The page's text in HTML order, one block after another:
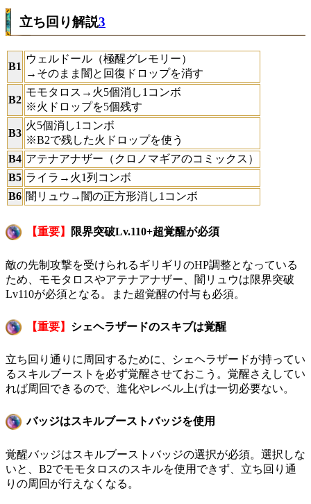
立ち回り解説3
B1
ウェルドール（極醒グレモリー）
→そのまま闇と回復ドロップを消す
B2
モモタロス→火5個消し1コンボ
※火ドロップを5個残す
B3
火5個消し1コンボ
※B2で残した火ドロップを使う
B4 アテナアナザー（クロノマギアのコミックス）
B5 ライラ→火1列コンボ
B6 闇リュウ→闇の正方形消し1コンボ
【重要】 限界突破Lv.110+超覚醒が必須
敵の先制攻撃を受けられるギリギリのHP調整となっている
ため、モモタロスやアテナアナザー、闇リュウは限界突破
Lv110が必須となる。また超覚醒の付与も必須。
【重要】 シェヘラザードのスキブは覚醒
立ち回り通りに周回するために、シェヘラザードが持ってい
るスキルブーストを必ず覚醒させておこう。覚醒さえしてい
れば周回できるので、進化やレベル上げは一切必要ない。
バッジはスキルブーストバッジを使用
覚醒バッジはスキルブーストバッジの選択が必須。選択しな
いと、B2でモモタロスのスキルを使用できず、立ち回り通
りの周回が行えなくなる。